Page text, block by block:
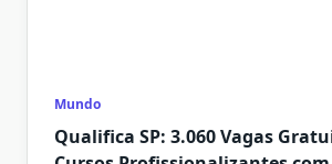
Mundo
Qualifica SP: 3.060 Vagas